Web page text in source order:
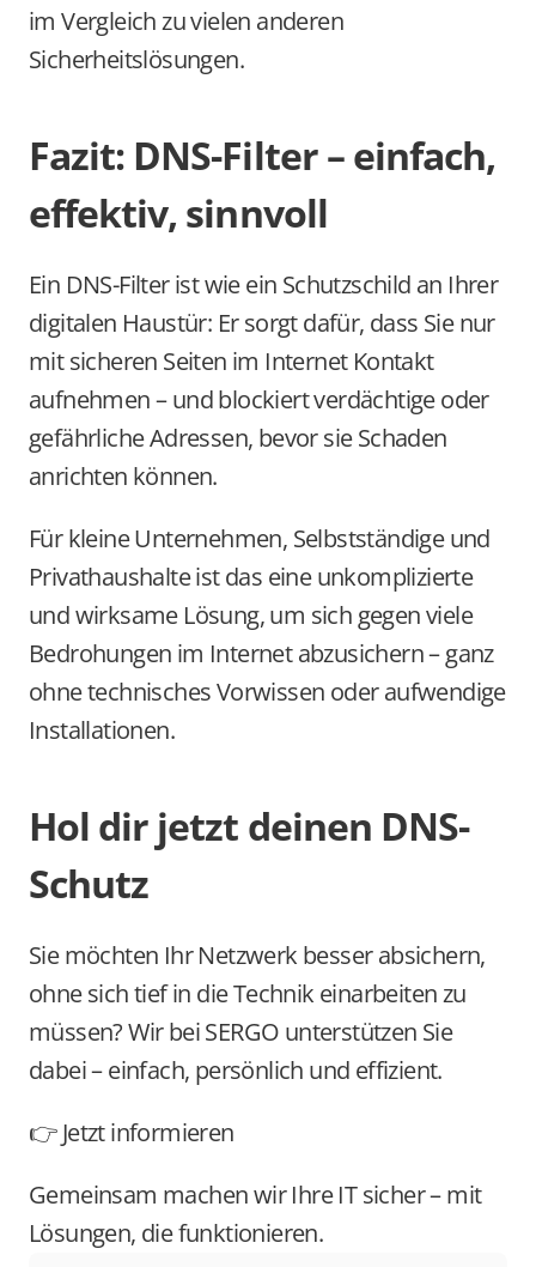
im Vergleich zu vielen anderen
Sicherheitslösungen.
Fazit: DNS-Filter – einfach,
effektiv, sinnvoll
Ein DNS-Filter ist wie ein Schutzschild an Ihrer
digitalen Haustür: Er sorgt dafür, dass Sie nur
mit sicheren Seiten im Internet Kontakt
aufnehmen – und blockiert verdächtige oder
gefährliche Adressen, bevor sie Schaden
anrichten können.
Für kleine Unternehmen, Selbstständige und
Privathaushalte ist das eine unkomplizierte
und wirksame Lösung, um sich gegen viele
Bedrohungen im Internet abzusichern – ganz
ohne technisches Vorwissen oder aufwendige
Installationen.
Hol dir jetzt deinen DNS-
Schutz
Sie möchten Ihr Netzwerk besser absichern,
ohne sich tief in die Technik einarbeiten zu
müssen? Wir bei SERGO unterstützen Sie
dabei – einfach, persönlich und effizient.
👉 Jetzt informieren
Gemeinsam machen wir Ihre IT sicher – mit
Lösungen, die funktionieren.